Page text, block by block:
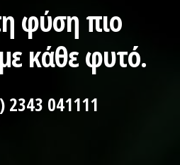
φύση πιο
με κάθε φυτό.
2343 041111